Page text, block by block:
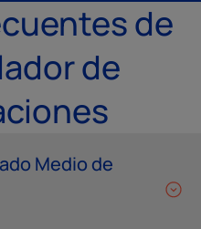
de
de
Medio de